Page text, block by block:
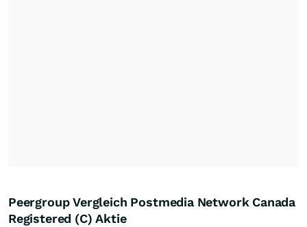
Peergroup Vergleich Postmedia Network Canada
Registered (C) Aktie